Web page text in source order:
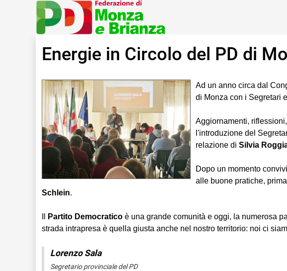
Energie in Circolo del PD di
Ad un anno circa dal
di Monza con i Segretari
Aggiornamenti,
l'introduzione del
relazione di Silvia
Dopo un momento
alle buone pratiche,
Schlein.
Partito Democratico è una grande comunità e oggi, la numerosa
strada intrapresa è quella giusta anche nel nostro territorio: noi ci
Lorenzo Sala
Segretario provinciale del PD